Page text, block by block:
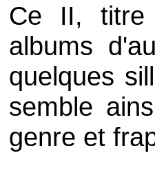
Ce II, titre
albums
quelques
semble
genre et